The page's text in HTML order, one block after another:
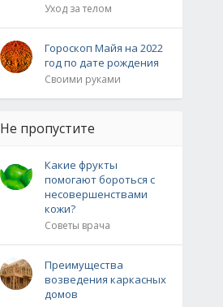
Уход за телом
Гороскоп Майя на 2022
год по дате рождения
Своими руками
Не пропустите
Какие фрукты
помогают бороться с
несовершенствами
кожи?
Советы врача
Преимущества
возведения каркасных
домов